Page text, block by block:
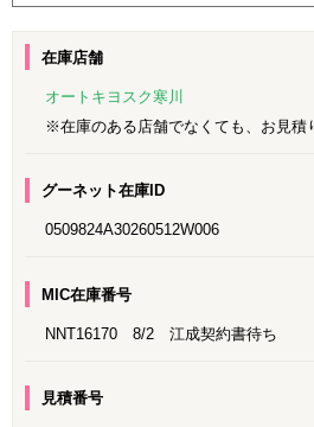
在庫店舗
オートキヨスク寒川
※在庫のある店舗でなくても、お見積
グーネット在庫ID
0509824A30260512W006
MIC在庫番号
NNT16170 8/2 江成契約書待ち
見積番号